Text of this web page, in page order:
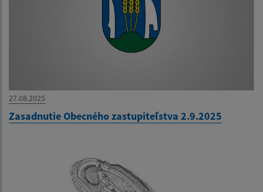
27.08.2025
Zasadnutie Obecného zastupiteľstva 2.9.2025